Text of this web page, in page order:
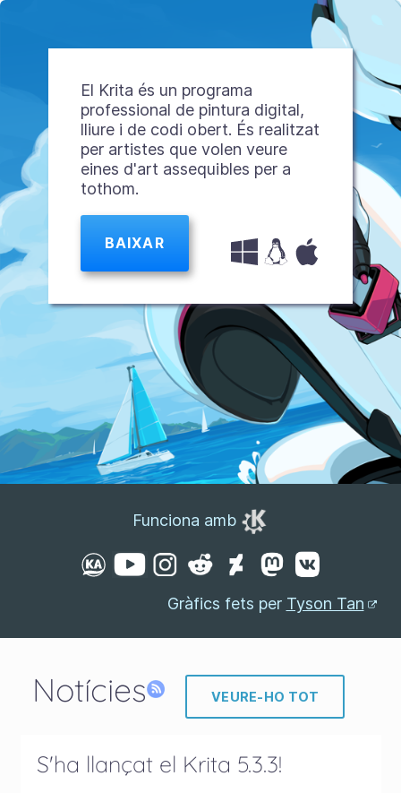
El Krita és un programa
professional de pintura digital,
lliure i de codi obert. És realitzat
per artistes que volen veure
eines d'art assequibles per a
tothom.
BAIXAR
Funciona amb
Gràfics fets per Tyson Tan
Notícies VEURE-HO TOT
S'ha llançat el Krita 5.3.3!